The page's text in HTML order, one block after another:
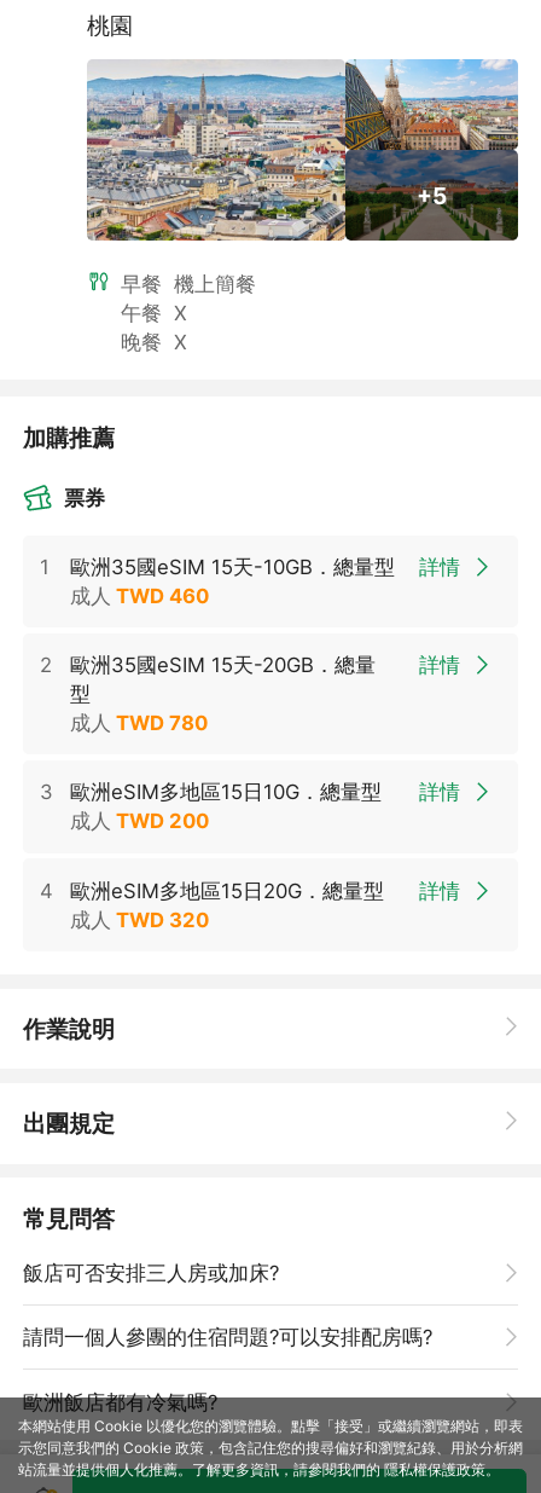
桃園
+5
早餐 機上簡餐
午餐 X
晚餐 X
加購推薦
票券
1
歐洲35國eSIM 15天-10GB．總量型
成人 TWD460
詳情
2
歐洲35國eSIM 15天-20GB．總量
型
成人 TWD780
詳情
3
歐洲eSIM多地區15日10G．總量型
成人 TWD 200
詳情
4
歐洲eSIM多地區15日20G．總量型
成人 TWD 320
詳情
作業說明
出團規定
常見問答
飯店可否安排三人房或加床?
請問一個人參團的住宿問題?可以安排配房嗎?
歐洲飯店都有冷氣嗎?
本網站使用 Cookie 以優化您的瀏覽體驗。點擊「接受」或繼續瀏覽網站，即表
示您同意我們的 Cookie 政策，包含記住您的搜尋偏好和瀏覽紀錄、用於分析網
站流量並提供個人化推薦。了解更多資訊，請參閱我們的隱私權保護政策。